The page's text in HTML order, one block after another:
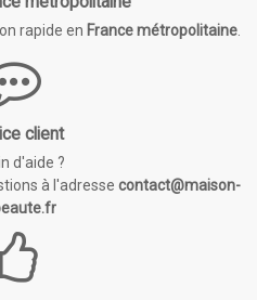
rapide en France métropolitaine.
client
d'aide ?
à l'adresse contact@maison-